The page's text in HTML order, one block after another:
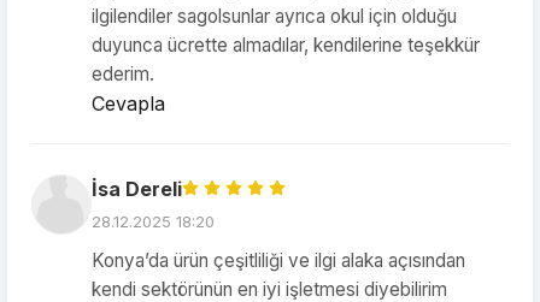
ilgilendiler sagolsunlar ayrıca okul için olduğu
duyunca ücrette almadılar, kendilerine teşekkür
ederim.
Cevapla
İsa Dereli
28.12.2025 18:20
Konya’da ürün çeşitliliği ve ilgi alaka açısından
kendi sektörünün en iyi işletmesi diyebilirim